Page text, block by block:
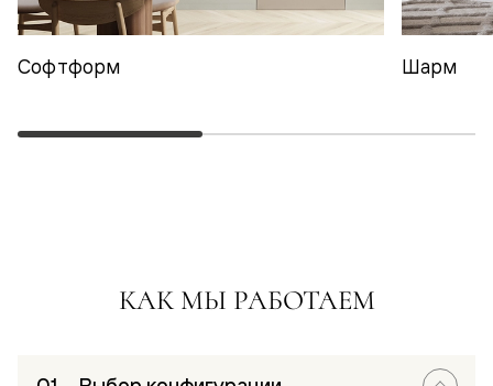
Софтформ Шарм
КАК МЫ РАБОТАЕМ